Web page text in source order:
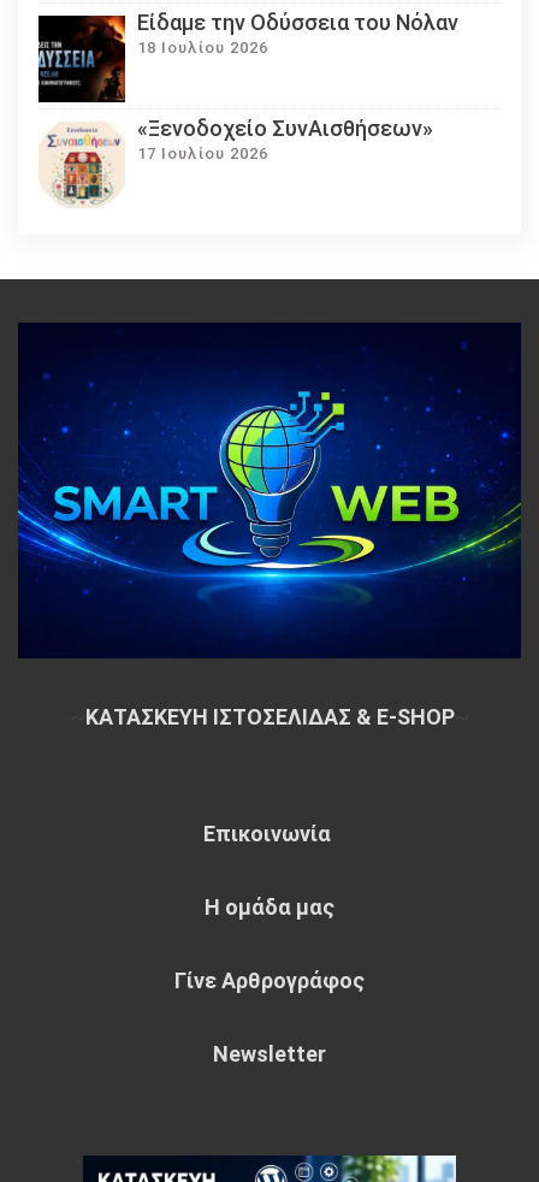
Eίδαμε την Οδύσσεια του Νόλαν
18 Ιουλίου 2026
«Ξενοδοχείο ΣυνΑισθήσεων»
17 Ιουλίου 2026
ΚΑΤΑΣΚΕΥΗ ΙΣΤΟΣΕΛΙΔΑΣ & E-SHOP~
Επικοινωνία
Η ομάδα μας
Γίνε Αρθρογράφος
Newsletter